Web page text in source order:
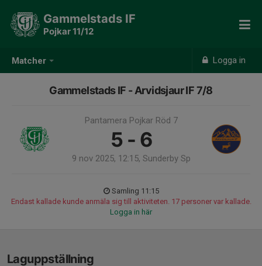
Matcher Logga in
Gammelstads IF
Pojkar 11/12
Gammelstads IF - Arvidsjaur IF 7/8
Pantamera Pojkar Röd 7
5 - 6
9 nov 2025, 12:15, Sunderby Sp
Samling 11:15
Endast kallade kunde anmäla sig till aktiviteten. 17 personer var kallade.
Logga in här
Laguppställning